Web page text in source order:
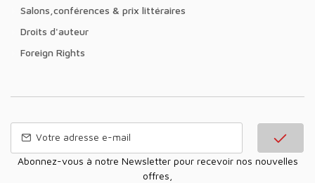
Salons,conférences & prix littéraires
Droits d'auteur
Foreign Rights
Abonnez-vous à notre Newsletter pour recevoir nos nouvelles
offres,